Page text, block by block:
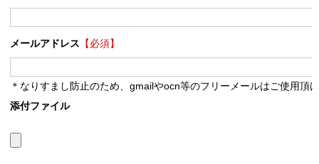
メールアドレス 【必須】
＊なりすまし防止のため、gmailやocn等のフリーメールはご使用頂
添付ファイル